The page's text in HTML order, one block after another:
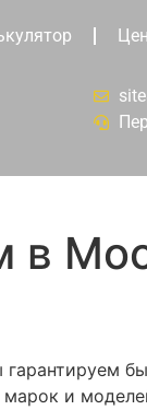
в
гарантируем
и